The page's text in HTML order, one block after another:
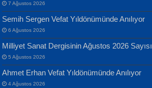
MUSTAFA KELOĞLU
Yarına İz Bırakmak...
Yılmaz Ekinci
Geceye Söylenen...
7 Ağustos 2026
Semih Sergen Vefat Yıldönümünde Anılıyor
6 Ağustos 2026
Milliyet Sanat Dergisinin Ağustos 2026 Sayısı
5 Ağustos 2026
Ahmet Erhan Vefat Yıldönümünde Anılıyor
4 Ağustos 2026